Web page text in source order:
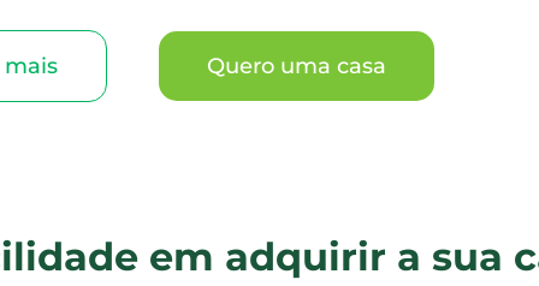
mais Quero uma casa
em adquirir a sua